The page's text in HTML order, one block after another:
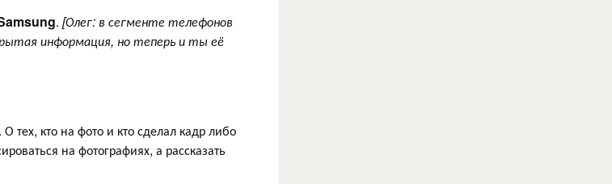
. [Олег: в сегменте телефонов
информация, но теперь и ты её
тех, кто на фото и кто сделал кадр либо
на фотографиях, а рассказать